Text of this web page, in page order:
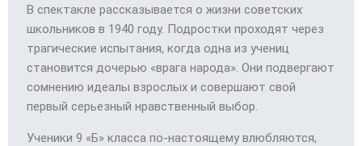
В спектакле рассказывается о жизни советских
школьников в 1940 году. Подростки проходят через
трагические испытания, когда одна из учениц
становится дочерью «врага народа». Они подвергают
сомнению идеалы взрослых и совершают свой
первый серьезный нравственный выбор.
Ученики 9 «Б» класса по-настоящему влюбляются,